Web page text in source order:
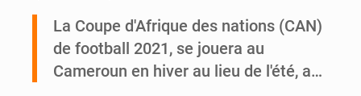
An 66 de l’Indépendance : l’intégralité du message à la Nation du président Alassane Ouattara
La Coupe d'Afrique des nations (CAN)
de football 2021, se jouera au
Cameroun en hiver au lieu de l'été, a…